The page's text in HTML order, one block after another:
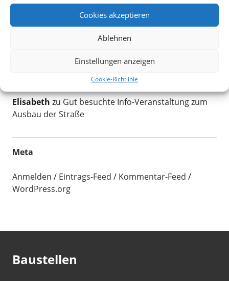
Cookies akzeptieren
Ablehnen
Einstellungen anzeigen
Cookie-Richtlinie
Grundhafter Ausbau Naumburger Straße
Informationen zum Bauablauf
Elisabeth zu Gut besuchte Info-Veranstaltung zum
Ausbau der Straße
Meta
Anmelden Eintrags-Feed
Kommentar-Feed
WordPress.org
Baustellen